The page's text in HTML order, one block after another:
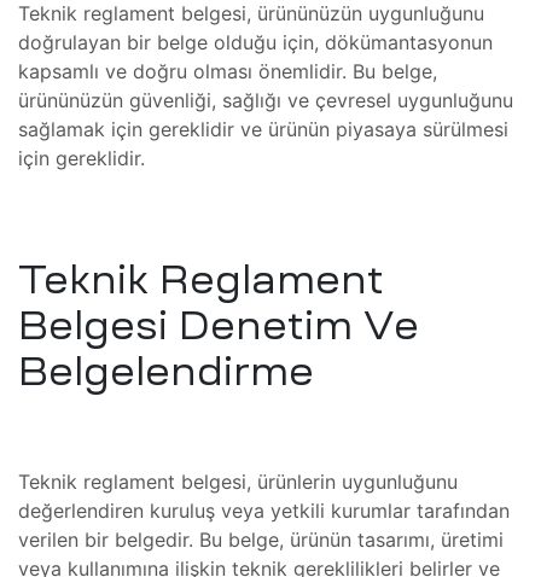
Teknik reglament belgesi, ürününüzün uygunluğunu
doğrulayan bir belge olduğu için, dökümantasyonun
kapsamlı ve doğru olması önemlidir. Bu belge,
ürününüzün güvenliği, sağlığı ve çevresel uygunluğunu
sağlamak için gereklidir ve ürünün piyasaya sürülmesi
için gereklidir.
Teknik Reglament
Belgesi Denetim Ve
Belgelendirme
Teknik reglament belgesi, ürünlerin uygunluğunu
değerlendiren kuruluş veya yetkili kurumlar tarafından
verilen bir belgedir. Bu belge, ürünün tasarımı, üretimi
veya kullanımına ilişkin teknik gereklilikleri belirler ve